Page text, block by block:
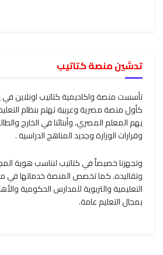
تدشين منصة كتاتيب
كأول منصة مصرية وعربية تهتم بنظام
يهم المعلم المصري، وأبنائنا في الخارج
وقرارات الوزارة وجديد المناهج الدراسية .
وتجهزنا خصيصاً في كتاتيب لنناسب هوية
وتقاليده. كما تخصص المنصة خدماتها في
التعليمية والتربوية للمدارس الحكومية
بمجال التعليم عامة.